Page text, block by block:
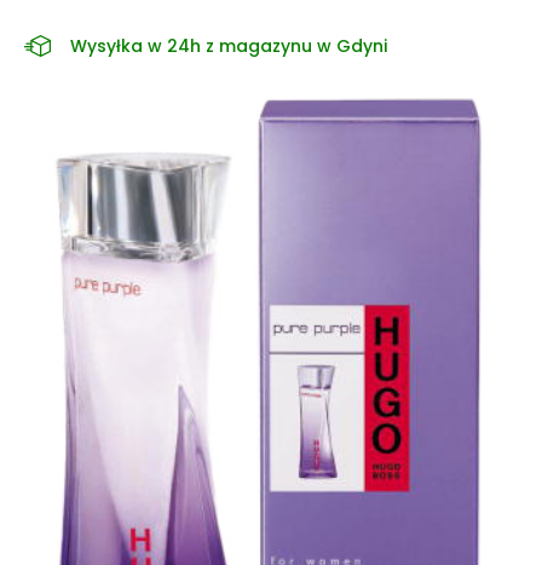
Wysyłka w 24h z magazynu w Gdyni